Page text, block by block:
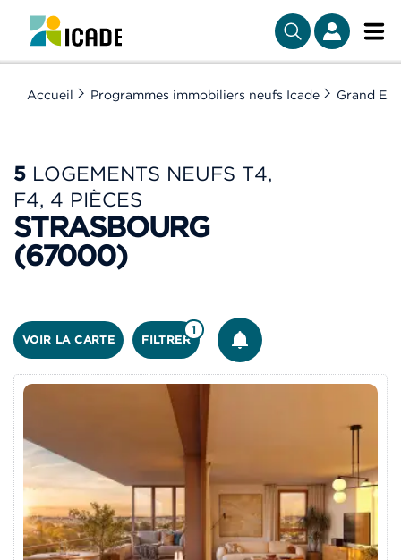
Accueil Programmes immobiliers neufs Icade Grand Est
5 LOGEMENTS NEUFS T4,
F4, 4 PIÈCES
STRASBOURG
(67000)
VOIR LA CARTE FILTRER
1
ÊTRE ALERTÉ